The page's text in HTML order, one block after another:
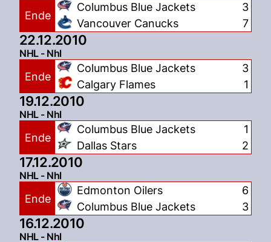
Ende
Columbus Blue Jackets
Vancouver Canucks
3
7
22.12.2010
NHL - Nhl
Ende
Columbus Blue Jackets
Calgary Flames
3
1
19.12.2010
NHL - Nhl
Ende
Columbus Blue Jackets
Dallas Stars
1
2
17.12.2010
NHL - Nhl
Ende
Edmonton Oilers
Columbus Blue Jackets
6
3
16.12.2010
NHL - Nhl